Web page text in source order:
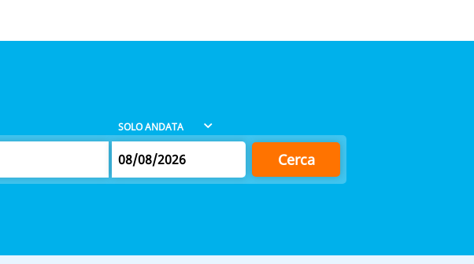
Cerca